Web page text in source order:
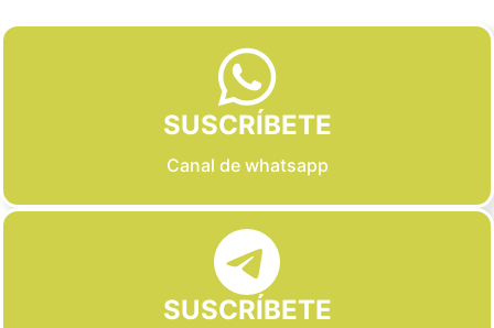
SUSCRÍBETE
Canal de whatsapp
SUSCRÍBETE